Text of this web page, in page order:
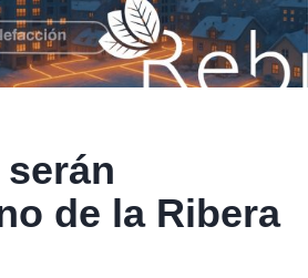
de la Ribera